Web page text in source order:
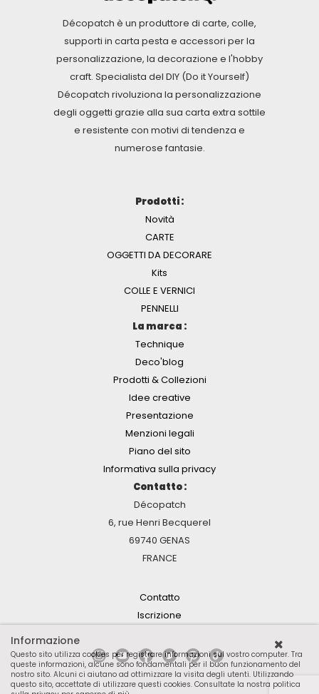
Décopatch è un produttore di carte, colle,
supporti in carta pesta e accessori per la
personalizzazione, la decorazione e l'hobby
craft. Specialista del DIY (Do it Yourself)
Décopatch rivoluziona la personalizzazione
degli oggetti grazie alla sua carta extra sottile
e resistente con motivi di tendenza e
numerose fantasie.
Prodotti :
Novità
CARTE
OGGETTI DA DECORARE
Kits
COLLE E VERNICI
PENNELLI
La marca :
Technique
Deco'blog
Prodotti & Collezioni
Idee creative
Presentazione
Menzioni legali
Piano del sito
Informativa sulla privacy
Contatto :
Décopatch
6, rue Henri Becquerel
69740 GENAS
FRANCE
Contatto
Iscrizione
Informazione
Questo sito utilizza cookies per registrare informazioni sul vostro computer. Tra
queste informazioni, alcune sono fondamentali per il buon funzionamento del
nostro sito. Alcuni ci aiutano ad ottimizzare la visita degli utenti. Utilizzando
questo sito, accettate di utilizzare questi cookies. Consultate la nostra politica